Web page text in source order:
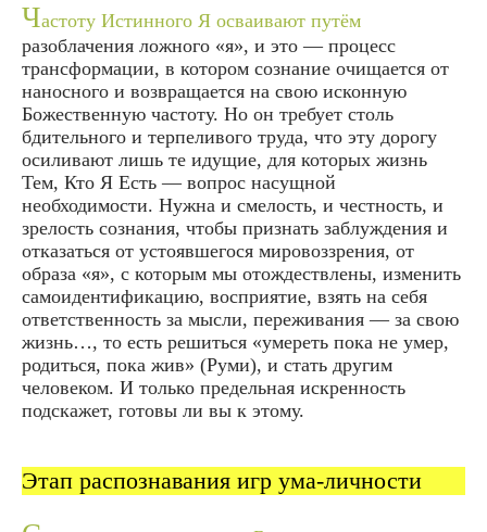
Частоту Истинного Я осваивают путём
разоблачения ложного «я», и это — процесс
трансформации, в котором сознание очищается от
наносного и возвращается на свою исконную
Божественную частоту. Но он требует столь
бдительного и терпеливого труда, что эту дорогу
осиливают лишь те идущие, для которых жизнь
Тем, Кто Я Есть — вопрос насущной
необходимости. Нужна и смелость, и честность, и
зрелость сознания, чтобы признать заблуждения и
отказаться от устоявшегося мировоззрения, от
образа «я», с которым мы отождествлены, изменить
самоидентификацию, восприятие, взять на себя
ответственность за мысли, переживания — за свою
жизнь…, то есть решиться «умереть пока не умер,
родиться, пока жив» (Руми), и стать другим
человеком. И только предельная искренность
подскажет, готовы ли вы к этому.
Этап распознавания игр ума-личности